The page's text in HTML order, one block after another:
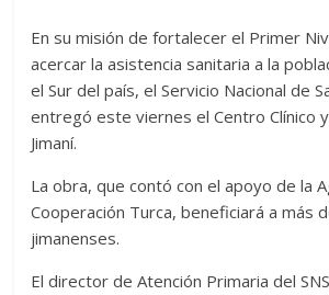
En su misión de fortalecer el Primer
acercar la asistencia sanitaria a la
el Sur del país, el Servicio Nacional de
entregó este viernes el Centro Clínico
Jimaní.
La obra, que contó con el apoyo de la
Cooperación Turca, beneficiará a más
jimanenses.
El director de Atención Primaria del